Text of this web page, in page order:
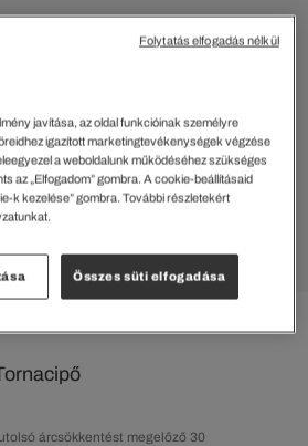
árcsökkentést megelőző 30
javítása, az oldal funkcióinak személyre
igazított marketingtevékenységek végzése
a weboldalunk működéséhez szükséges
az „Elfogadom” gombra. A cookie-beállításaid
k kezelése” gombra. További részletekért
Összes süti elfogadása
Folytatás elfogadás nélkül